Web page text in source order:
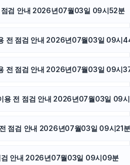
남양주이혼전문변호사
점검 안내 2026년07월03일 09시52분
전 점검 안내 2026년07월03일 09시
전 점검 안내 2026년07월03일 09시
용 전 점검 안내 2026년07월03일 09
점검 안내 2026년07월03일 09시21분
검 안내 2026년07월03일 09시09분